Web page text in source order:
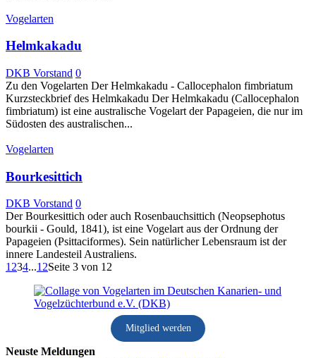
Vogelarten
Helmkakadu
DKB Vorstand 0
Zu den Vogelarten Der Helmkakadu - Callocephalon fimbriatum
Kurzsteckbrief des Helmkakadu Der Helmkakadu (Callocephalon
fimbriatum) ist eine australische Vogelart der Papageien, die nur im
Südosten des australischen...
Vogelarten
Bourkesittich
DKB Vorstand 0
Der Bourkesittich oder auch Rosenbauchsittich (Neopsephotus
bourkii - Gould, 1841), ist eine Vogelart aus der Ordnung der
Papageien (Psittaciformes). Sein natürlicher Lebensraum ist der
innere Landesteil Australiens.
1234...12Seite 3 von 12
Mitglied werden
Neuste Meldungen